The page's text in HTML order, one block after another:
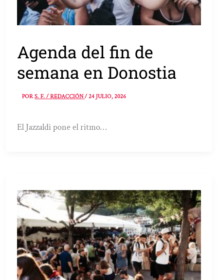
Agenda del fin de
semana en Donostia
PORS. F. / REDACCIÓN/24 JULIO, 2026
El Jazzaldi pone el ritmo…